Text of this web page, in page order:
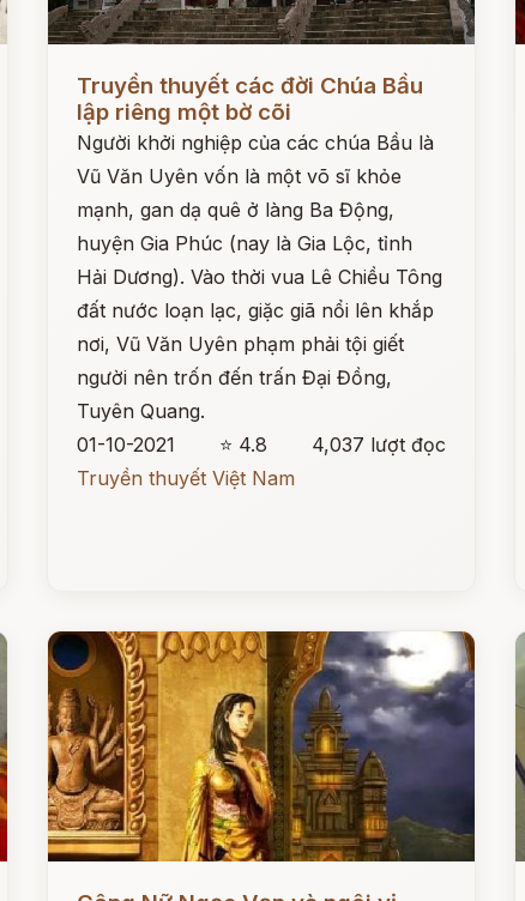
Đọc ngay
Truyền thuyết các đời Chúa Bầu
lập riêng một bờ cõi
Người khởi nghiệp của các chúa Bầu là
Vũ Văn Uyên vốn là một võ sĩ khỏe
mạnh, gan dạ quê ở làng Ba Động,
huyện Gia Phúc (nay là Gia Lộc, tỉnh
Hải Dương). Vào thời vua Lê Chiều Tông
đất nước loạn lạc, giặc giã nổi lên khắp
nơi, Vũ Văn Uyên phạm phải tội giết
người nên trốn đến trấn Đại Đồng,
Tuyên Quang.
01-10-2021
⭐ 4.8
4,037 lượt đọc
Truyền thuyết Việt Nam